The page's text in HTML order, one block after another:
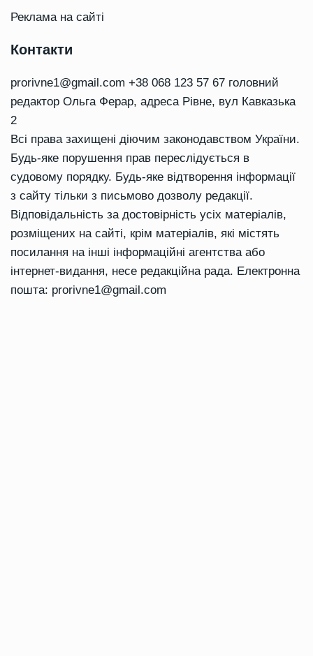
Реклама на сайті
Контакти
prorivne1@gmail.com +38 068 123 57 67 головний
редактор Ольга Ферар, адреса Рівне, вул Кавказька
2
Всі права захищені діючим законодавством України.
Будь-яке порушення прав переслідується в
судовому порядку. Будь-яке відтворення інформації
з сайту тільки з письмово дозволу редакції.
Відповідальність за достовірність усіх матеріалів,
розміщених на сайті, крім матеріалів, які містять
посилання на інші інформаційні агентства або
інтернет-видання, несе редакційна рада. Електронна
пошта: prorivne1@gmail.com